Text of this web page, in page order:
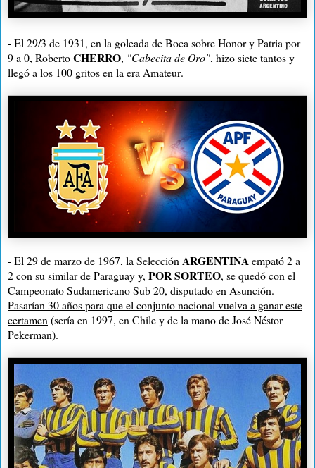
- El 29/3 de 1931, en la goleada de Boca sobre Honor y Patria por
9 a 0, RobertoCHERRO, "Cabecita de Oro", hizo siete tantos y
llegó a los 100 gritos en la era Amateur.
- El 29 de marzo de 1967, la SelecciónARGENTINAempató 2 a
2 con su similar de Paraguay y, POR SORTEO, se quedó con el
Campeonato Sudamericano Sub 20, disputado en Asunción.
Pasarían 30 años para que el conjunto nacional vuelva a ganar este
certamen(sería en 1997, en Chile y de la mano de José Néstor
Pekerman).